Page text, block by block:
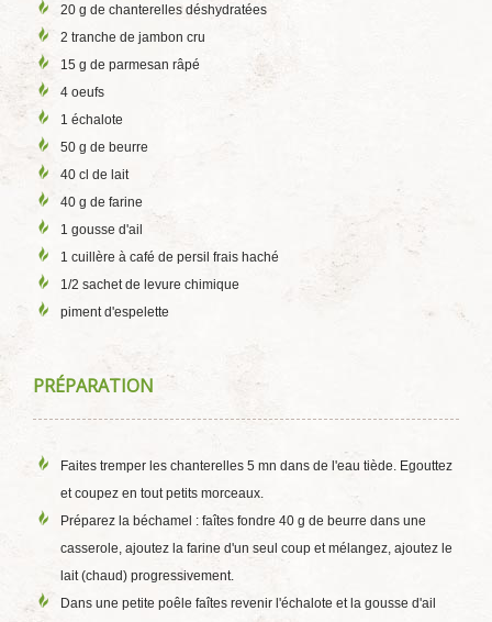
20 g de chanterelles déshydratées
2 tranche de jambon cru
15 g de parmesan râpé
4 oeufs
1 échalote
50 g de beurre
40 cl de lait
40 g de farine
1 gousse d'ail
1 cuillère à café de persil frais haché
1/2 sachet de levure chimique
piment d'espelette
PRÉPARATION
Faites tremper les chanterelles 5 mn dans de l'eau tiède. Egouttez
et coupez en tout petits morceaux.
Préparez la béchamel : faîtes fondre 40 g de beurre dans une
casserole, ajoutez la farine d'un seul coup et mélangez, ajoutez le
lait (chaud) progressivement.
Dans une petite poêle faîtes revenir l'échalote et la gousse d'ail